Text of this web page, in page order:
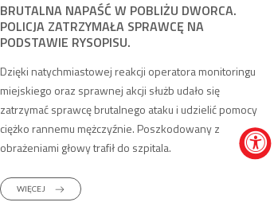
BRUTALNA NAPAŚĆ W POBLIŻU DWORCA.
POLICJA ZATRZYMAŁA SPRAWCĘ NA
PODSTAWIE RYSOPISU.
Dzięki natychmiastowej reakcji operatora monitoringu
miejskiego oraz sprawnej akcji służb udało się
zatrzymać sprawcę brutalnego ataku i udzielić pomocy
ciężko rannemu mężczyźnie. Poszkodowany z
obrażeniami głowy trafił do szpitala.
WIĘCEJ